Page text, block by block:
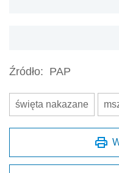
Źródło: PAP
święta nakazane